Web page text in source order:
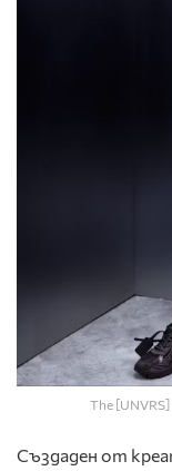
The
Създаден от